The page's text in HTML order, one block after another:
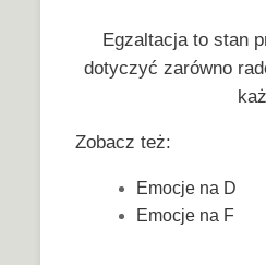
Egzaltacja to stan
dotyczyć zarówno
Zobacz też:
Emocje na D
Emocje na F